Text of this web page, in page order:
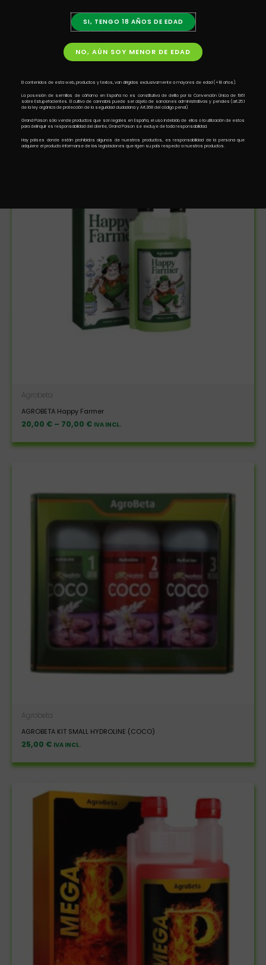
AGROBETA Explota Cogollos Líquido
16,00€–85,00€ IVA INCL.
Agrobeta
AGROBETA Happy Farmer
20,00 € – 70,00 € IVA INCL.
Agrobeta
AGROBETA KIT SMALL HYDROLINE (COCO)
25,00 € IVA INCL.
SI, TENGO 18 AÑOS DE EDAD
NO, AÚN SOY MENOR DE EDAD
El contenidos de esta web, productos y textos, van dirigidas exclusivamente a mayores de edad (+18 años).
La posesión de semillas de cáñamo en España no es constitutiva de delito por la Convención Única de 1961
sobre Estupefacientes. El cultivo de cannabis puede ser objeto de sanciones administrativas y penales (art.25.1
de la ley orgánica de protección de la seguridad ciudadana y Art.368 del código penal).
Grand Poison sólo vende productos que son legales en España, el uso indebido de ellos o la utilización de estos
para delinquir es responsabilidad del cliente, Grand Poison se excluye de toda responsabilidad.
Hay países donde están prohibidos algunos de nuestros productos, es responsabilidad de la persona que
adquiere el producto informarse de las legislaciones que rigen su país respecto a nuestros productos.